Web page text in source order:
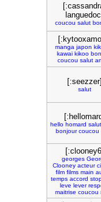
coucou salut
manga japon
kawai kikoo
coucou salut
[:seezzer]
salut
hello homard salut
bonjour coucou
georges
Clooney acteur
film films main
temps accord
leve lever
maitrise coucou